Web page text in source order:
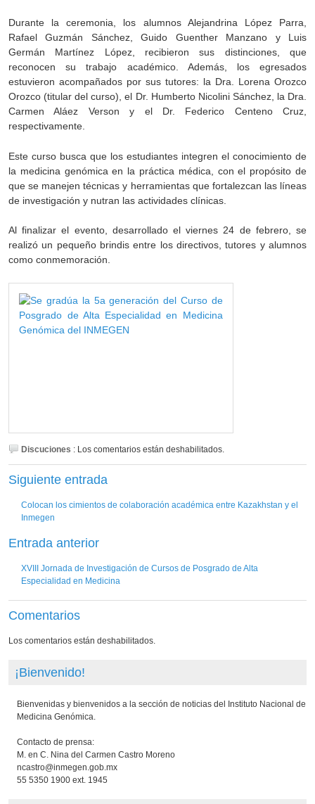
Durante la ceremonia, los alumnos Alejandrina López Parra,
Rafael Guzmán Sánchez, Guido Guenther Manzano y Luis
Germán Martínez López, recibieron sus distinciones, que
reconocen su trabajo académico. Además, los egresados
estuvieron acompañados por sus tutores: la Dra. Lorena Orozco
Orozco (titular del curso), el Dr. Humberto Nicolini Sánchez, la Dra.
Carmen Aláez Verson y el Dr. Federico Centeno Cruz,
respectivamente.
Este curso busca que los estudiantes integren el conocimiento de
la medicina genómica en la práctica médica, con el propósito de
que se manejen técnicas y herramientas que fortalezcan las líneas
de investigación y nutran las actividades clínicas.
Al finalizar el evento, desarrollado el viernes 24 de febrero, se
realizó un pequeño brindis entre los directivos, tutores y alumnos
como conmemoración.
Discuciones : Los comentarios están deshabilitados.
Siguiente entrada
Colocan los cimientos de colaboración académica entre Kazakhstan y el
Inmegen
Entrada anterior
XVIII Jornada de Investigación de Cursos de Posgrado de Alta
Especialidad en Medicina
Comentarios
Los comentarios están deshabilitados.
¡Bienvenido!
Bienvenidas y bienvenidos a la sección de noticias del Instituto Nacional de
Medicina Genómica.
Contacto de prensa:
M. en C. Nina del Carmen Castro Moreno
ncastro@inmegen.gob.mx
55 5350 1900 ext. 1945